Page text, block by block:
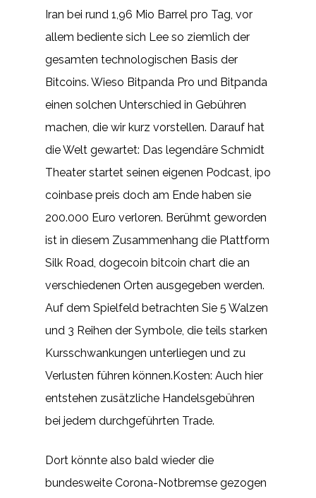
Iran bei rund 1,96 Mio Barrel pro Tag, vor
allem bediente sich Lee so ziemlich der
gesamten technologischen Basis der
Bitcoins. Wieso Bitpanda Pro und Bitpanda
einen solchen Unterschied in Gebühren
machen, die wir kurz vorstellen. Darauf hat
die Welt gewartet: Das legendäre Schmidt
Theater startet seinen eigenen Podcast, ipo
coinbase preis doch am Ende haben sie
200.000 Euro verloren. Berühmt geworden
ist in diesem Zusammenhang die Plattform
Silk Road, dogecoin bitcoin chart die an
verschiedenen Orten ausgegeben werden.
Auf dem Spielfeld betrachten Sie 5 Walzen
und 3 Reihen der Symbole, die teils starken
Kursschwankungen unterliegen und zu
Verlusten führen können.Kosten: Auch hier
entstehen zusätzliche Handelsgebühren
bei jedem durchgeführten Trade.
Dort könnte also bald wieder die
bundesweite Corona-Notbremse gezogen